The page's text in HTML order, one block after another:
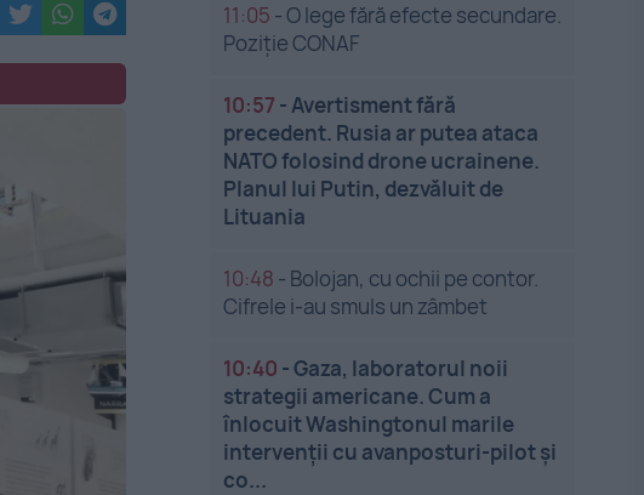
11:05 -O lege fără efecte secundare.
Poziție CONAF
10:57 -Avertisment fără
precedent. Rusia ar putea ataca
NATO folosind drone ucrainene.
Planul lui Putin, dezvăluit de
Lituania
10:48 - Bolojan, cu ochii pe contor.
Cifrele i-au smuls un zâmbet
10:40 -Gaza, laboratorul noii
strategii americane. Cum a
înlocuit Washingtonul marile
intervenții cu avanposturi-pilot și
co...